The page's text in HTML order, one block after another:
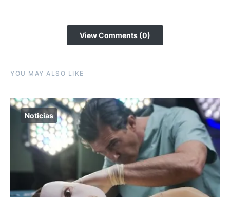
View Comments (0)
YOU MAY ALSO LIKE
Noticias